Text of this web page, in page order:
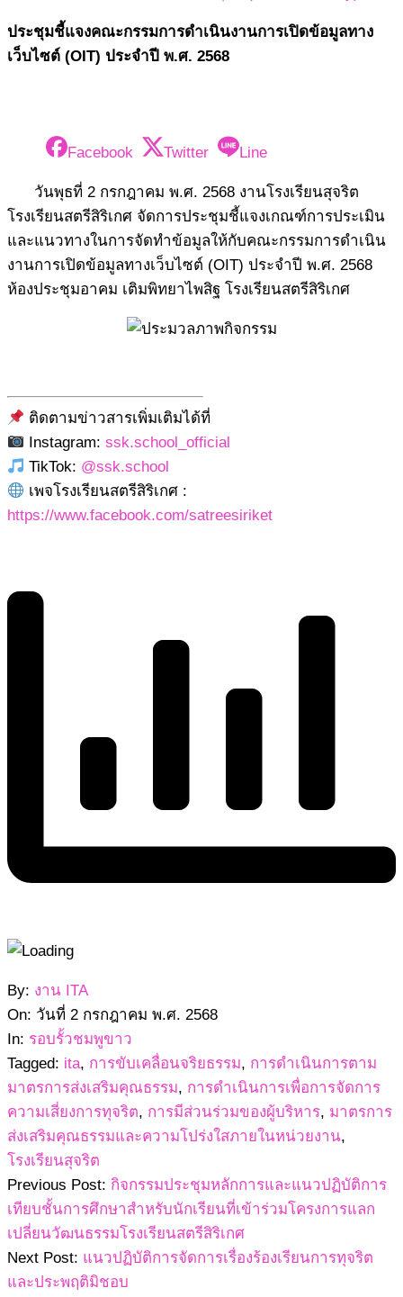
ประชุมชี้แจงคณะกรรมการดำเนินงานการเปิดข้อมูลทาง
เว็บไซต์ (OIT) ประจำปี พ.ศ. 2568
Facebook Twitter Line
วันพุธที่ 2 กรกฎาคม พ.ศ. 2568 งานโรงเรียนสุจริต
โรงเรียนสตรีสิริเกศ จัดการประชุมชี้แจงเกณฑ์การประเมิน
และแนวทางในการจัดทำข้อมูลให้กับคณะกรรมการดำเนิน
งานการเปิดข้อมูลทางเว็บไซต์ (OIT) ประจำปี พ.ศ. 2568
ห้องประชุมอาคม เติมพิทยาไพสิฐ โรงเรียนสตรีสิริเกศ
ติดตามข่าวสารเพิ่มเติมได้ที่
Instagram:ssk.school_official
TikTok: @ssk.school
เพจโรงเรียนสตรีสิริเกศ :
https://www.facebook.com/satreesiriket
2568-
07-
02
By: งาน ITA
On: วันที่ 2 กรกฎาคม พ.ศ. 2568
In: รอบรั้วชมพูขาว
Tagged: ita, การขับเคลื่อนจริยธรรม, การดำเนินการตาม
มาตรการส่งเสริมคุณธรรม, การดำเนินการเพื่อการจัดการ
ความเสี่ยงการทุจริต, การมีส่วนร่วมของผู้บริหาร, มาตรการ
ส่งเสริมคุณธรรมและความโปร่งใสภายในหน่วยงาน,
โรงเรียนสุจริต
Previous Post: กิจกรรมประชุมหลักการและแนวปฏิบัติการ
เทียบชั้นการศึกษาสำหรับนักเรียนที่เข้าร่วมโครงการแลก
เปลี่ยนวัฒนธรรมโรงเรียนสตรีสิริเกศ
Next Post: แนวปฏิบัติการจัดการเรื่องร้องเรียนการทุจริต
และประพฤติมิชอบ